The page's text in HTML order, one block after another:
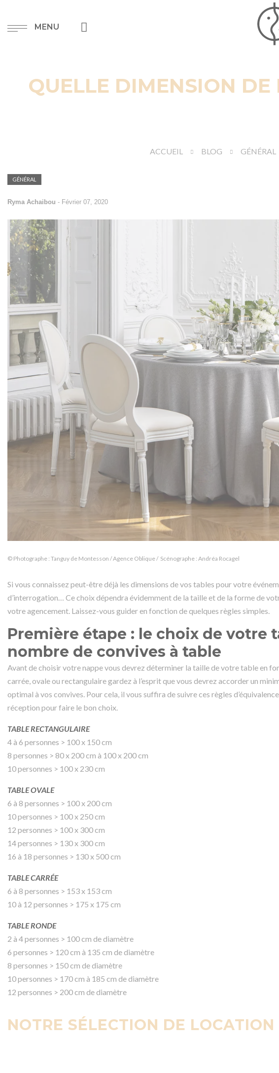
MENU
QUELLE DIMENSION
ACCUEIL BLOG GÉNÉRAL
GÉNÉRAL
Ryma Achaibou - Février 07, 2020
© Photographe : Tanguy de Montesson / Agence Oblique / Scénographe : Andréa Rocagel
Si vous connaissez peut-être déjà les dimensions de vos tables pour votre
d’interrogation… Ce choix dépendra évidemment de la taille et de la forme de
votre agencement. Laissez-vous guider en fonction de quelques règles simples.
Première étape : le choix de votre
nombre de convives à table
Avant de choisir votrenappevous devrez déterminer la taille de votre table en
carrée, ovale ou rectangulaire gardez à l’esprit que vous devrez accorder un
optimal à vos convives. Pour cela, il vous suffira de suivre ces règles
réception pour faire le bon choix.
TABLE RECTANGULAIRE
4 à 6 personnes > 100 x 150 cm
8 personnes > 80 x 200 cm à 100 x 200 cm
10 personnes > 100 x 230 cm
TABLE OVALE
6 à 8 personnes > 100 x 200 cm
10 personnes > 100 x 250 cm
12 personnes > 100 x 300 cm
14 personnes > 130 x 300 cm
16 à 18 personnes > 130 x 500 cm
TABLE CARRÉE
6 à 8 personnes > 153 x 153 cm
10 à 12 personnes > 175 x 175 cm
TABLE RONDE
2 à 4 personnes > 100 cm de diamètre
6 personnes > 120 cm à 135 cm de diamètre
8 personnes > 150 cm de diamètre
10 personnes > 170 cm à 185 cm de diamètre
12 personnes > 200 cm de diamètre
NOTRE SÉLECTION DE